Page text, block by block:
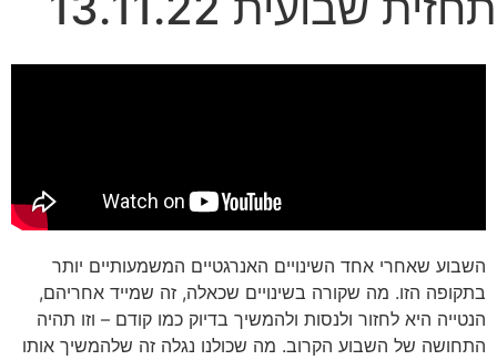
השבוע שאחרי אחד השינויים האנרגטיים המשמעותיים יותר
בתקופה הזו. מה שקורה בשינויים שכאלה, זה שמייד אחריהם,
הנטייה היא לחזור ולנסות ולהמשיך בדיוק כמו קודם – וזו תהיה
התחושה של השבוע הקרוב. מה שכולנו נגלה זה שלהמשיך אותו